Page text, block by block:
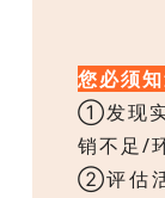
您必须
①发现
销不足/
②评估